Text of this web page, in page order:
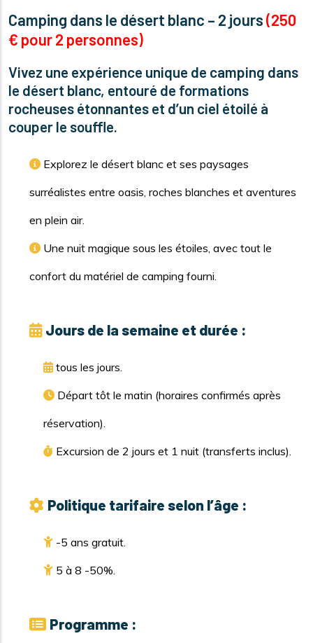
Camping dans le désert blanc – 2 jours(250
€ pour 2 personnes)
Vivez une expérience unique de camping dans
le désert blanc, entouré de formations
rocheuses étonnantes et d’un ciel étoilé à
couper le souffle.
Explorez le désert blanc et ses paysages
surréalistes entre oasis, roches blanches et aventures
en plein air.
Une nuit magique sous les étoiles, avec tout le
confort du matériel de camping fourni.
Jours de la semaine et durée :
tous les jours.
Départ tôt le matin (horaires confirmés après
réservation).
Excursion de 2 jours et 1 nuit (transferts inclus).
Politique tarifaire selon l’âge :
-5 ans gratuit.
5 à 8 -50%.
Programme :